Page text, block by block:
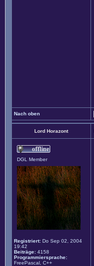
Nach oben
Lord Horazont
DGL Member
Registriert: Do Sep 02, 2004
19:42
Beiträge: 4158
Programmiersprache:
FreePascal, C++